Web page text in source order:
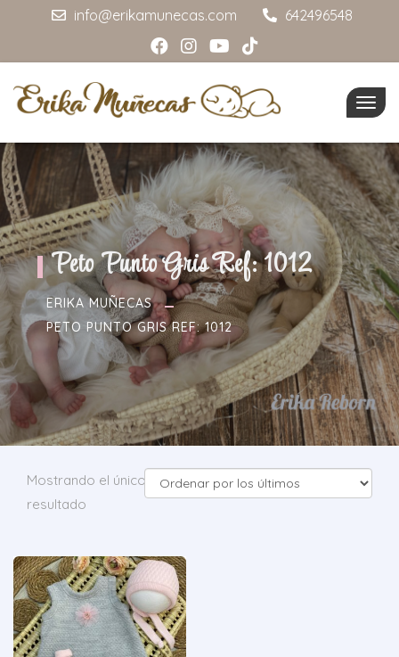
info@erikamunecas.com 642496548
Peto Punto Gris Ref: 1012
ERIKA MUÑECAS
PETO PUNTO GRIS REF: 1012
Mostrando el único
resultado